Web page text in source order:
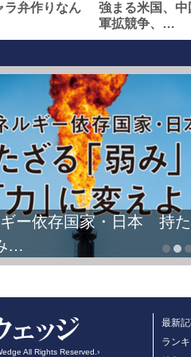
ラ弁作りなん
強まる米国、
軍拡競争、…
ー依存国家・日本 持
…
All Rights Reserved.›
最新
ラン